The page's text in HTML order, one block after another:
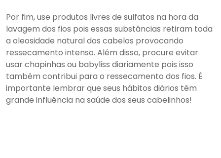
Por fim, use produtos livres de sulfatos na hora da
lavagem dos fios pois essas substâncias retiram toda
a oleosidade natural dos cabelos provocando
ressecamento intenso. Além disso, procure evitar
usar chapinhas ou babyliss diariamente pois isso
também contribui para o ressecamento dos fios. É
importante lembrar que seus hábitos diários têm
grande influência na saúde dos seus cabelinhos!